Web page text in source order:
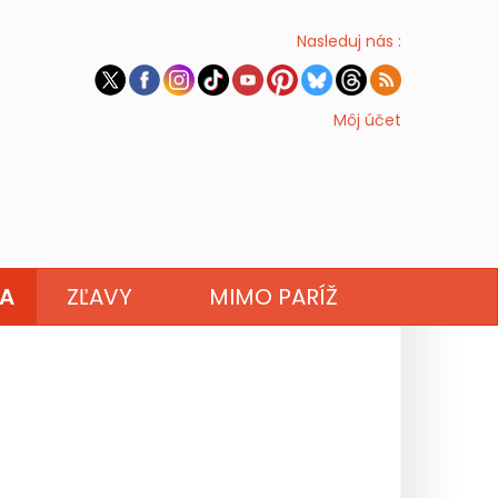
Nasleduj nás :
Môj účet
ZĽAVY MIMO PARÍŽ